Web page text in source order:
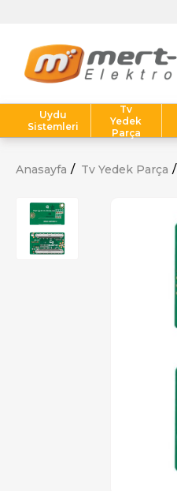
Uydu
Sistemleri
Tv
Yedek
Parça
Anasayfa Tv Yedek Parça